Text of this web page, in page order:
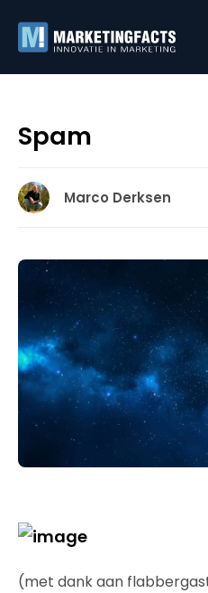
Spam
Marco Derksen
(met dank aan